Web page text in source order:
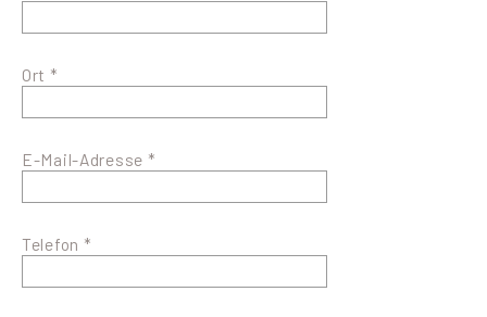
Ort *
E-Mail-Adresse *
Telefon *